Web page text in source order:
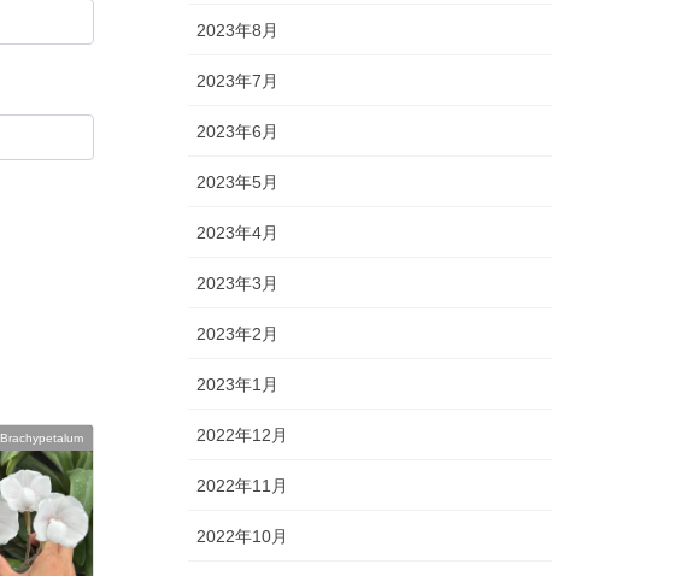
Brachypetalum
2023年8月
2023年7月
2023年6月
2023年5月
2023年4月
2023年3月
2023年2月
2023年1月
2022年12月
2022年11月
2022年10月